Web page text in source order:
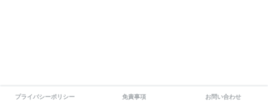
プライバシーポリシー 免責事項 お問い合わせ